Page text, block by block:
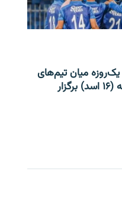
میان تیم‌های
کرکت افغانستان و ایرلند، روز جمعه (۱۶ اسد) برگزار